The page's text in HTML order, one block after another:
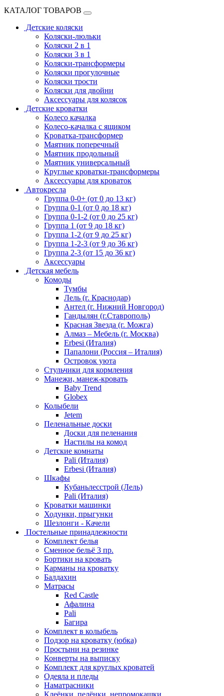
КАТАЛОГ ТОВАРОВ
Детские коляски
Коляски-люльки
Коляски 2 в 1
Коляски 3 в 1
Коляски-трансформеры
Коляски прогулочные
Коляски трости
Коляски для двойни
Аксессуары для колясок
Детские кроватки
Колесо качалка
Колесо-качалка с ящиком
Кроватка-трансформер
Маятник поперечный
Маятник продольный
Маятник универсальный
Круглые кроватки-трансформеры
Аксессуары для кроваток
Автокресла
Группа 0-0+ (от 0 до 13 кг)
Группа 0-1 (от 0 до 18 кг)
Группа 0-1-2 (от 0 до 25 кг)
Группа 1 (от 9 до 18 кг)
Группа 1-2 (от 9 до 25 кг)
Группа 1-2-3 (от 9 до 36 кг)
Группа 2-3 (от 15 до 36 кг)
Аксессуары
Детская мебель
Комоды
Тумбы
Лель (г. Краснодар)
Антел (г. Нижний Новгород)
Гандылян (г.Ставрополь)
Красная Звезда (г. Можга)
Алмаз – Мебель (г. Москва)
Erbesi (Италия)
Папалони (Россия – Италия)
Островок уюта
Стульчики для кормления
Манежи, манеж-кровать
Baby Trend
Globex
Колыбели
Jetem
Пеленальные доски
Доски для пеленания
Настилы на комод
Детские комнаты
Pali (Италия)
Erbesi (Италия)
Шкафы
Кубаньлесстрой (Лель)
Pali (Италия)
Кроватки машинки
Ходунки, прыгунки
Шезлонги - Качели
Постельные принадлежности
Комплект белья
Сменное бельё 3 пр.
Бортики на кровать
Карманы на кроватку
Балдахин
Матрасы
Red Castle
Афалина
Pali
Багира
Комплект в колыбель
Подзор на кроватку (юбка)
Простыни на резинке
Конверты на выписку
Комплект для круглых кроватей
Одеяла и пледы
Наматрасники
Клеёнки, пелёнки, непромокашки.